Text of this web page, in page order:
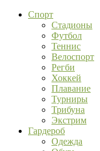
Спорт
Стадионы
Футбол
Теннис
Велоспорт
Регби
Хоккей
Плавание
Турниры
Трибуна
Экстрим
Гардероб
Одежда